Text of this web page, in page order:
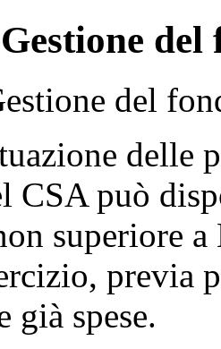
del
del
delle
CSA può
superiore
previa
già spese.